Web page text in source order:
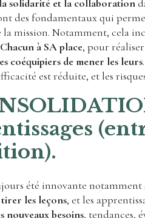
solidarité et la collaboration
des fondamentaux qui
la mission. Notamment, cela
Chacun à SA place, pour
coéquipiers de mener les leurs
est réduite, et les
été innovante
tirer les leçons, et les
nouveaux besoins, tendances,